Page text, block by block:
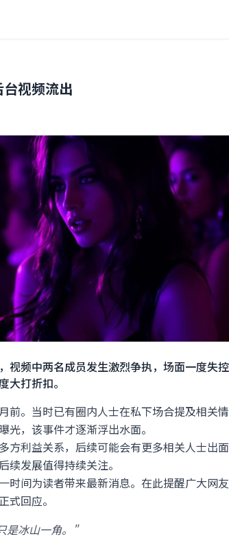
视频流出
视频中两名成员发生激烈争执，场面一度失
大打折扣。
前。当时已有圈内人士在私下场合提及相关
，该事件才逐渐浮出水面。
方利益关系，后续可能会有更多相关人士出
续发展值得持续关注。
时间为读者带来最新消息。在此提醒广大网
式回应。
是冰山一角。"